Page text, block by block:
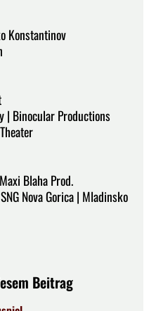
Konstantinov
| Binocular Productions
Blaha Prod.
Nova Gorica | Mladinsko
Beitrag